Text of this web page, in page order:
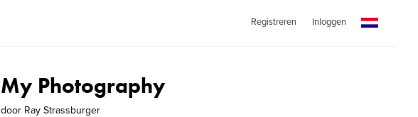
Registreren Inloggen
My Photography
door Ray Strassburger